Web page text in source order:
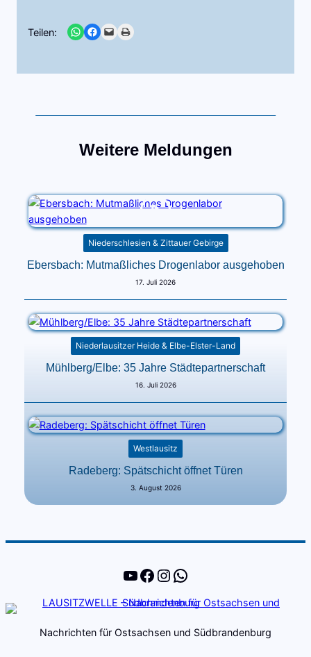
Teilen: Share on WhatsApp
Share on Facebook
Email this PagePrint this Page
Weitere Meldungen
Niederschlesien & Zittauer Gebirge
Ebersbach: Mutmaßliches Drogenlabor ausgehoben
17. Juli 2026
Niederlausitzer Heide & Elbe-Elster-Land
Mühlberg/Elbe: 35 Jahre Städtepartnerschaft
16. Juli 2026
Westlausitz
Radeberg: Spätschicht öffnet Türen
3. August 2026
YouTube
Facebook
Instagram
WhatsApp
Nachrichten für Ostsachsen und Südbrandenburg